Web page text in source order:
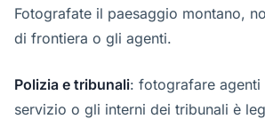
Fotografate il paesaggio montano,
di frontiera o gli agenti.
Polizia e tribunali: fotografare
servizio o gli interni dei tribunali è